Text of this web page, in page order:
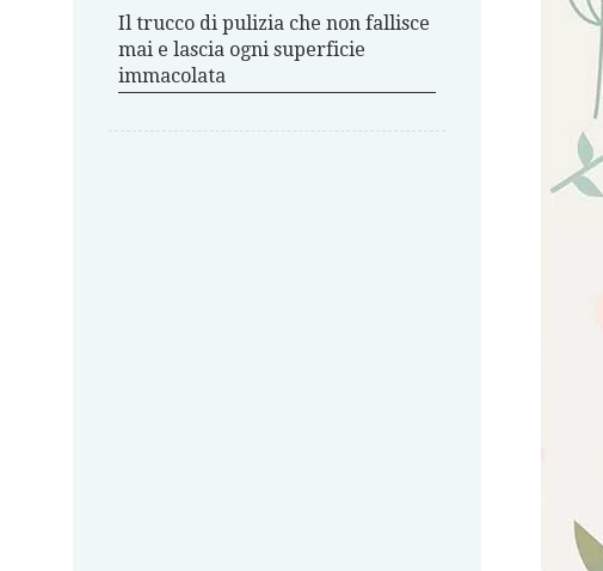
Il trucco di pulizia che non fallisce
mai e lascia ogni superficie
immacolata